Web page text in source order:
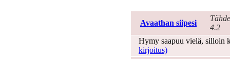
Avaathan siipesi
4.2
Hymy saapuu vielä, silloin
kirjoitus)